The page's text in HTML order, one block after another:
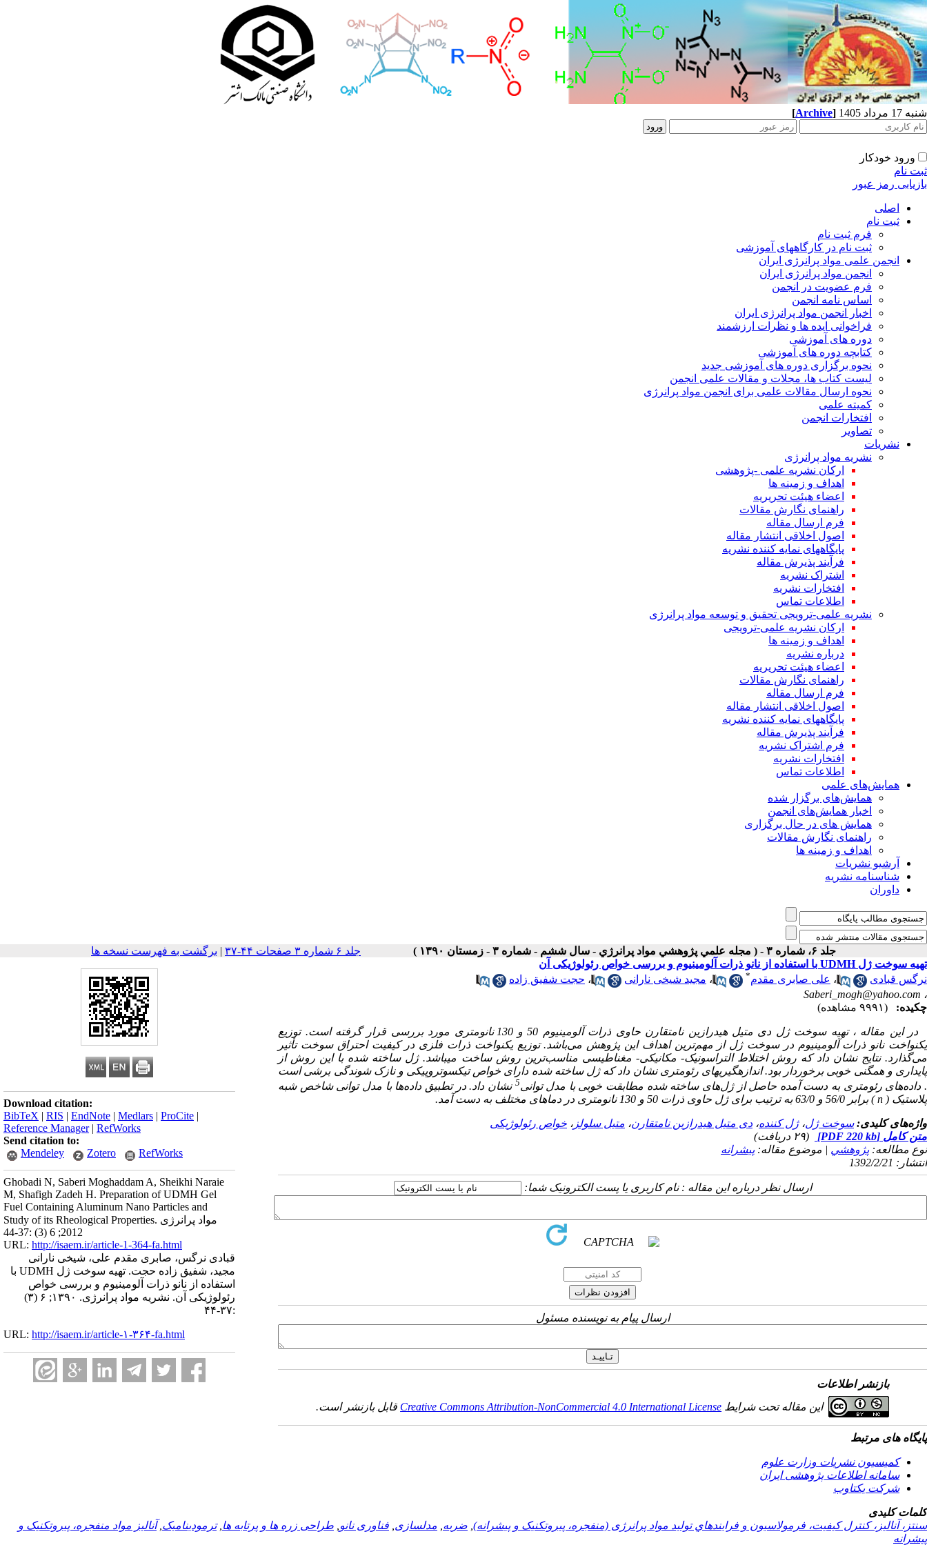
شنبه 17 مرداد 1405 [Archive]
ورود خودکار
ثبت نام
بازیابی رمز عبور
اصلی
ثبت نام
فرم ثبت نام
ثبت نام در کارگاههای آموزشی
انجمن علمی مواد پرانرژی ایران
انجمن مواد پرانرژی ایران
فرم عضویت در انجمن
اساس نامه انجمن
اخبار انجمن مواد پرانرژی ایران
فراخوانی ایده ها و نظرات ارزشمند
دوره های آموزشی
کتابچه دوره های آموزشی
نحوه برگزاری دوره های آموزشی جدید
لیست کتاب ها، مجلات و مقالات علمی انجمن
نحوه ارسال مقالات علمی برای انجمن مواد پرانرژی
کمیته علمی
افتخارات انجمن
تصاویر
نشریات
نشریه مواد پرانرژی
ارکان نشریه علمی -پژوهشی
اهداف و زمینه ها
اعضاء هیئت تحریریه
راهنمای نگارش مقالات
فرم ارسال مقاله
اصول اخلاقی انتشار مقاله
پایگاههای نمایه کننده نشریه
فرآیند پذیرش مقاله
اشتراک نشریه
افتخارات نشریه
اطلاعات تماس
نشریه علمی-ترویجی تحقیق و توسعه مواد پرانرژی
ارکان نشریه علمی-ترویجی
اهداف و زمینه ها
درباره نشریه
اعضاء هیئت تحریریه
راهنمای نگارش مقالات
فرم ارسال مقاله
اصول اخلاقی انتشار مقاله
پایگاههای نمایه کننده نشریه
فرآیند پذیرش مقاله
فرم اشتراک نشریه
افتخارات نشریه
اطلاعات تماس
همایش‌های علمی
همایش‌های برگزار شده
اخبار همایش‌های انجمن
همایش های در حال برگزاری
راهنمای نگارش مقالات
اهداف و زمینه ها
آرشیو نشریات
شناسنامه نشریه
داوران
جلد ۶، شماره ۳ - ( مجله علمي پژوهشي مواد پرانرژي - سال ششم - شماره ۳ - زمستان ۱۳۹۰ ) جلد ۶ شماره ۳ صفحات ۴۴-۳۷ | برگشت به فهرست نسخه ها
Download citation:
BibTeX | RIS | EndNote | Medlars | ProCite |
Reference Manager| RefWorks
Send citation to:
Mendeley
Zotero RefWorks
Ghobadi N, Saberi Moghaddam A, Sheikhi Naraie
M, Shafigh Zadeh H. Preparation of UDMH Gel
Fuel Containing Aluminum Nano Particles and
Study of its Rheological Properties. مواد پرانرژی
2012; 6 (3) :37-44
URL: http://isaem.ir/article-1-364-fa.html
قبادی نرگس، صابری مقدم علی، شیخی نارانی
مجید، شفیق زاده حجت. تهیه سوخت ژل UDMH با
استفاده از نانو ذرات آلومینیوم و بررسی خواص
رئولوژیکی آن. نشریه مواد پرانرژی. ۱۳۹۰; ۶ (۳)
:۳۷-۴۴
URL: http://isaem.ir/article-۱-۳۶۴-fa.html
تهیه سوخت ژل UDMH با استفاده از نانو ذرات آلومینیوم و بررسی خواص رئولوژیکی آن
نرگس قبادی
، علی صابری مقدم* ، مجید شیخی نارانی ، حجت شفیق زاده
، Saberi_mogh@yahoo.com
چکیده:
(۹۹۹۱ مشاهده)
در این مقاله ، تهیه سوخت ژل دی متیل هیدرازین نامتقارن حاوی ذرات آلومینیوم 50 و 130 نانومتری مورد بررسی قرار گرفته است. توزیع
یکنواخت نانو ذرات آلومینیوم در سوخت ژل از مهم‌ترین اهداف این پژوهش می‌باشد. توزیع یکنواخت ذرات فلزی در کیفیت احتراق سوخت تأثیر
می‌گذارد. نتایج نشان داد که روش اختلاط التراسونیک- مکانیکی- مغناطیسی مناسب‌ترین روش ساخت می­باشد. ژل ساخته شده با این روش از
پایداری و همگنی خوبی برخوردار بود. اندازه­گیری­های رئومتری نشان داد که ژل ساخته شده دارای خواص تیکسوتروپیکی و نازک شوندگی برشی است
. داده‌های رئومتری به دست آمده حاصل از ژل‌های ساخته شده مطابقت خوبی با مدل توانی5 نشان داد. در تطبیق داده‌ها با مدل توانی شاخص شبه
پلاستیک ( n ) برابر 56/0 و 63/0 به ترتیب برای ژل حاوی ذرات 50 و 130 نانومتری در دماهای مختلف به دست آمد.
واژه‌های کلیدی:سوخت ژل،ژل کننده، دی متیل هیدرازین نامتقارن، متیل سلولز ، خواص رئولوژیکی
متن کامل [PDF 220 kb]
(۲۹ دریافت)
نوع مطالعه:پژوهشي | موضوع مقاله:پیشرانه
انتشار: 1392/2/21
ارسال نظر درباره این مقاله : نام کاربری یا پست الکترونیک شما:
ارسال پیام به نویسنده مسئول
بازنشر اطلاعات
این مقاله تحت شرایط Creative Commons Attribution-NonCommercial 4.0 International License قابل بازنشر است.
پایگاه های مرتبط
کمیسیون نشریات وزارت علوم
سامانه اطلاعات پژوهشی ایران
شرکت یکتاوب
کلمات کلیدی
سنتز، آناليز، کنترل کيفيت، فرمولاسيون و فرايندهاي توليد مواد پرانرژی (منفجره، پيروتکنيک و پيشرانه) ضربه مدلسازی فناوری نانو طراحی زره ها و پرتابه ها ,ترمودینامیک ,آناليز مواد منفجره، پیروتکنیک و
پیشرانه